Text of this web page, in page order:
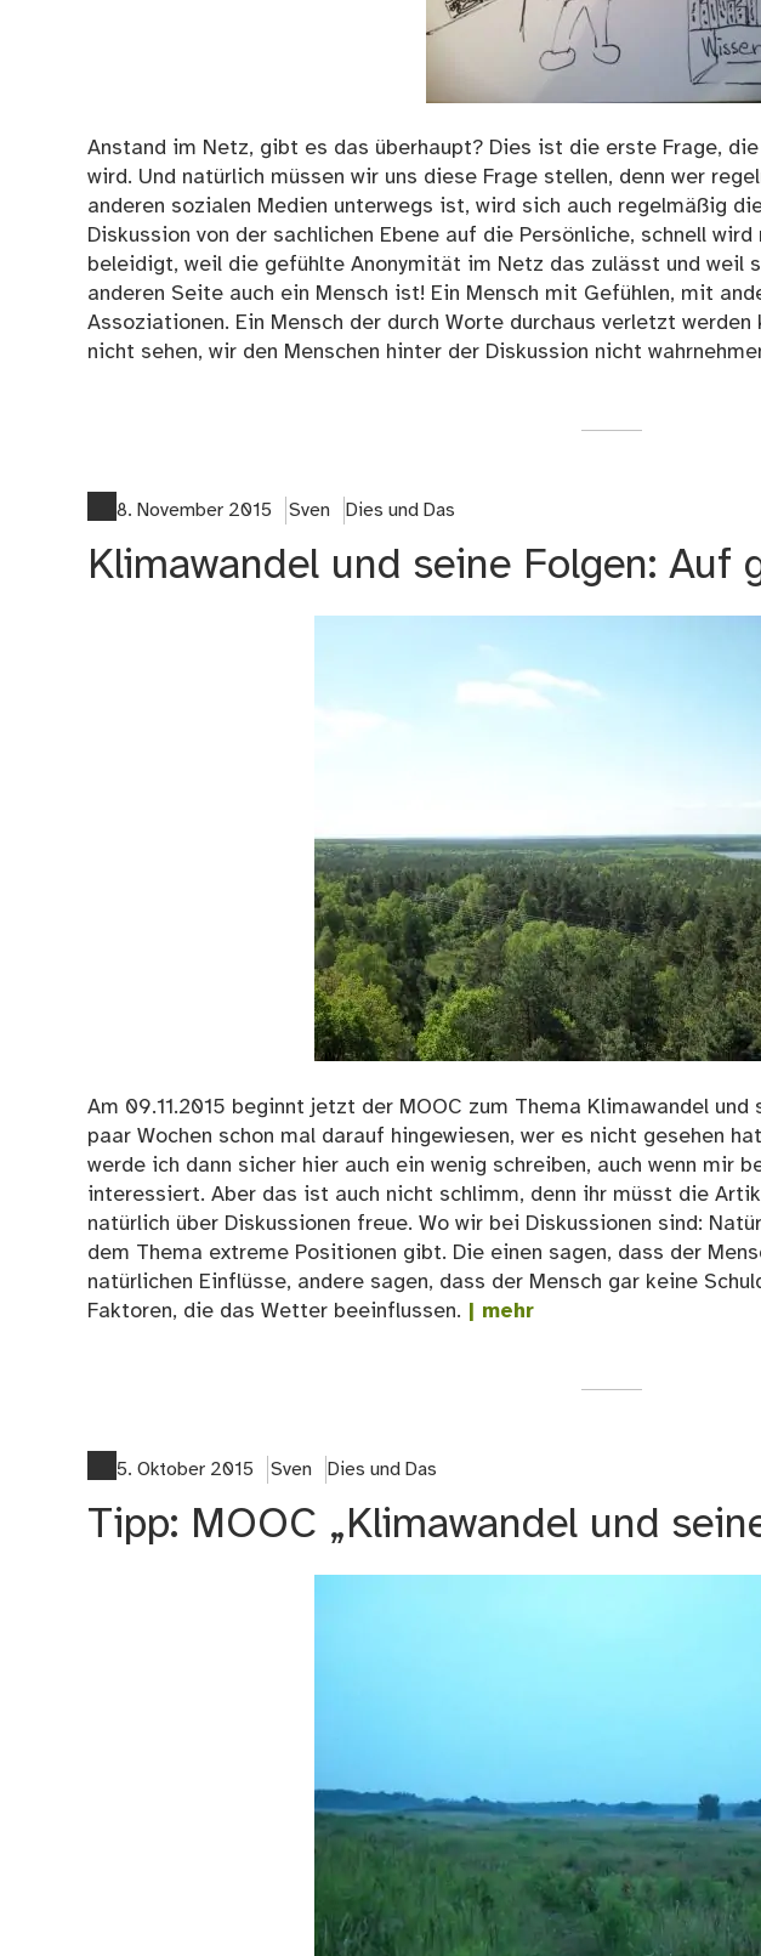
Anstand im Netz, gibt es das überhaupt? Dies ist die erste Frage,
wird. Und natürlich müssen wir uns diese Frage stellen, denn wer
anderen sozialen Medien unterwegs ist, wird sich auch regelmäßig
Diskussion von der sachlichen Ebene auf die Persönliche, schnell
beleidigt, weil die gefühlte Anonymität im Netz das zulässt und weil
anderen Seite auch ein Mensch ist! Ein Mensch mit Gefühlen, mit
Assoziationen. Ein Mensch der durch Worte durchaus verletzt werden
nicht sehen, wir den Menschen hinter der Diskussion nicht
8. November 2015 Sven Dies und Das
Klimawandel und seine Folgen: Auf
Am 09.11.2015 beginnt jetzt der MOOC zum Thema Klimawandel
paar Wochen schon mal darauf hingewiesen, wer es nicht gesehen
werde ich dann sicher hier auch ein wenig schreiben, auch wenn mir
interessiert. Aber das ist auch nicht schlimm, denn ihr müsst die
natürlich über Diskussionen freue. Wo wir bei Diskussionen sind:
dem Thema extreme Positionen gibt. Die einen sagen, dass der
natürlichen Einflüsse, andere sagen, dass der Mensch gar keine
Faktoren, die das Wetter beeinflussen. | mehr
5. Oktober 2015 Sven Dies und Das
Tipp: MOOC „Klimawandel und